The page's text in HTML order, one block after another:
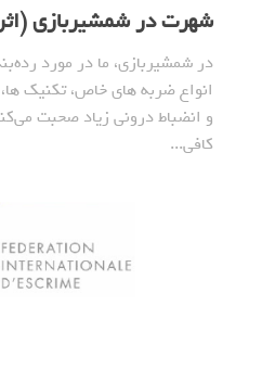
شهرت در شمشیربازی (اثر
در شمشیربازی، ما در مورد
انواع ضربه های خاص، تکنیک ها،
و انضباط درونی زیاد صحبت
کافی...